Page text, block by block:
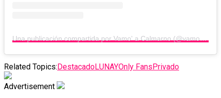
Related Topics: DestacadoLUNAYOnly Fans Privado
Advertisement